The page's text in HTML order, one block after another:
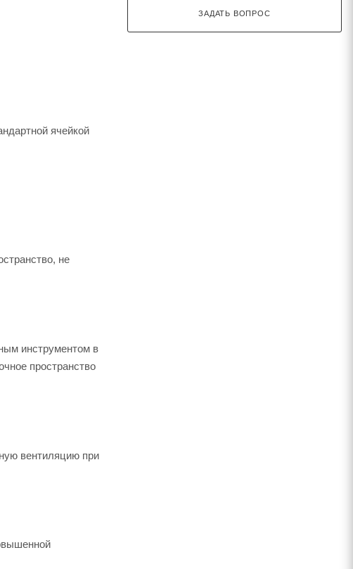
ячейкой
не
инструментом в
пространство
вентиляцию при
ЗАДАТЬ ВОПРОС